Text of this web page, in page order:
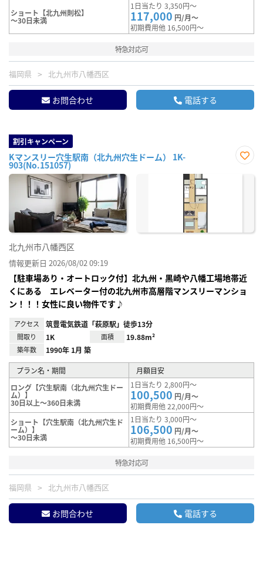
ショート【北九州則松】
～30日未満
1日当たり 3,350円～
117,000 円/月～
初期費用他 16,500円～
特急対応可
福岡県 北九州市八幡西区
お問合わせ 電話する
割引キャンペーン
Kマンスリー穴生駅南（北九州穴生ドーム） 1K-
903(No.151057)
に入
北九州市八幡西区
情報更新日 2026/08/02 09:19
【駐車場あり・オートロック付】北九州・黒崎や八幡工場地帯近
くにある エレベーター付の北九州市高層階マンスリーマンショ
ン！！！女性に良い物件です♪
アクセス 筑豊電気鉄道「萩原駅」徒歩13分
間取り 1K 面積 19.88m²
築年数 1990年 1月 築
プラン名・期間
月額目安
ロング【穴生駅南（北九州穴生ドー
ム）】
30日以上～360日未満
1日当たり 2,800円～
100,500 円/月～
初期費用他 22,000円～
ショート【穴生駅南（北九州穴生ド
ーム）】
～30日未満
1日当たり 3,000円～
106,500 円/月～
初期費用他 16,500円～
特急対応可
福岡県 北九州市八幡西区
お問合わせ 電話する